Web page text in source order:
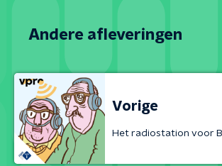
Andere afleveringen
Vorige
Het radiostation voor